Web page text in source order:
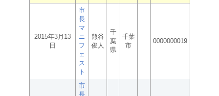
2015年3月13
日
市
長
マ
ニ
フ
ェ
ス
ト
熊谷
俊人
千
葉
県
千葉
市
0000000019
市
長